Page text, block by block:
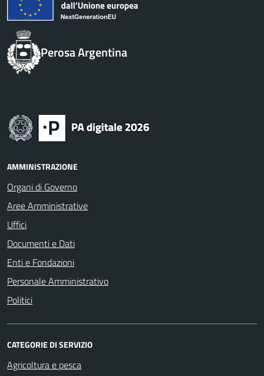
Perosa Argentina
AMMINISTRAZIONE
Organi di Governo
Aree Amministrative
Uffici
Documenti e Dati
Enti e Fondazioni
Personale Amministrativo
Politici
CATEGORIE DI SERVIZIO
Agricoltura e pesca